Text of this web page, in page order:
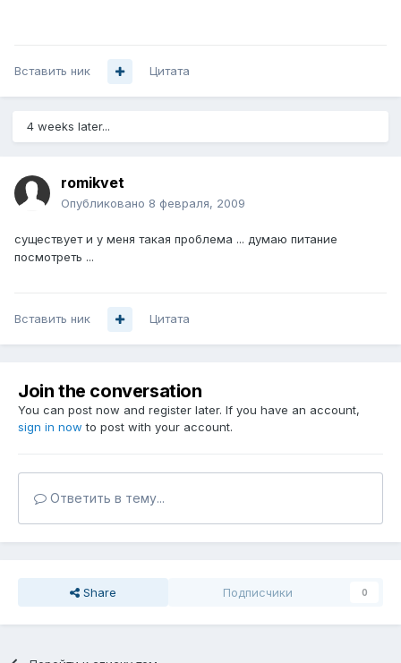
Вставить ник Цитата
4 weeks later...
romikvet
Опубликовано 8 февраля, 2009
существует и у меня такая проблема ... думаю питание
посмотреть ...
Вставить ник Цитата
Join the conversation
You can post now and register later. If you have an account,
sign in now to post with your account.
Ответить в тему...
Share Подписчики 0